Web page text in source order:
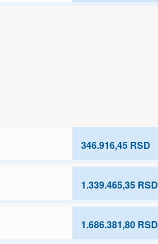
346.916,45 RSD
1.339.465,35 RSD
1.686.381,80 RSD